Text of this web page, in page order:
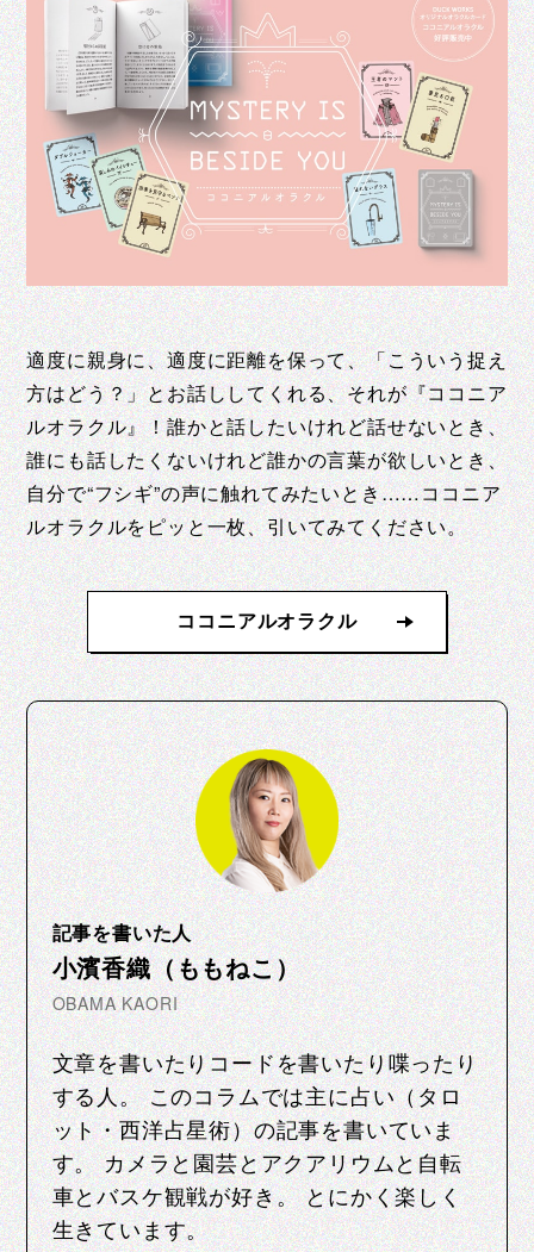
適度に親身に、適度に距離を保って、「こういう捉え
方はどう？」とお話ししてくれる、それが『ココニア
ルオラクル』！誰かと話したいけれど話せないとき、
誰にも話したくないけれど誰かの言葉が欲しいとき、
自分で“フシギ”の声に触れてみたいとき……ココニア
ルオラクルをピッと一枚、引いてみてください。
ココニアルオラクル
記事を書いた人
小濱香織（ももねこ）
OBAMA KAORI
文章を書いたりコードを書いたり喋ったり
する人。 このコラムでは主に占い（タロ
ット・西洋占星術）の記事を書いていま
す。 カメラと園芸とアクアリウムと自転
車とバスケ観戦が好き。 とにかく楽しく
生きています。